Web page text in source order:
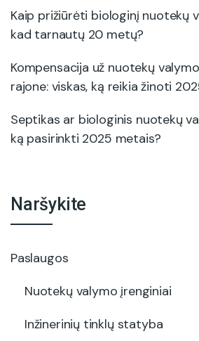
Kaip prižiūrėti biologinį nuotekų
kad tarnautų 20 metų?
Kompensacija už nuotekų
rajone: viskas, ką reikia žinoti
Septikas ar biologinis nuotekų
ką pasirinkti 2025 metais?
Naršykite
Paslaugos
Nuotekų valymo įrenginiai
Inžinerinių tinklų statyba